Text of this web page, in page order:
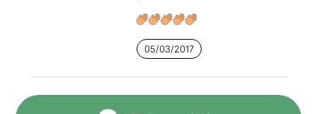
05/03/2017